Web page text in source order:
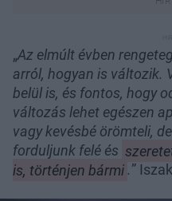
„Az elmúlt évben
arról, hogyan is változik.
belül is, és fontos, hogy
változás lehet egészen
vagy kevésbé örömteli,
forduljunk felé és
is, történjen bármi .”